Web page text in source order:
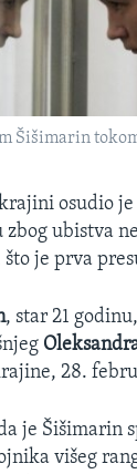
Šišimarin
osudio
ubistva
je prva
, star 21
28.
je Šišimarin
višeg